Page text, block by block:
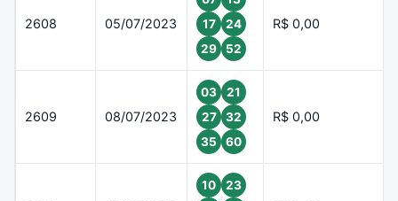
2608 05/07/2023
17
24
29
52
R$ 0,00
2609 08/07/2023
03
21
27
32
35
60
R$ 0,00
10
23